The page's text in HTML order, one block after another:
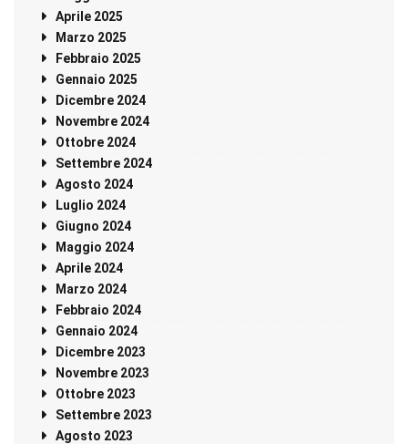
Aprile 2025
Marzo 2025
Febbraio 2025
Gennaio 2025
Dicembre 2024
Novembre 2024
Ottobre 2024
Settembre 2024
Agosto 2024
Luglio 2024
Giugno 2024
Maggio 2024
Aprile 2024
Marzo 2024
Febbraio 2024
Gennaio 2024
Dicembre 2023
Novembre 2023
Ottobre 2023
Settembre 2023
Agosto 2023